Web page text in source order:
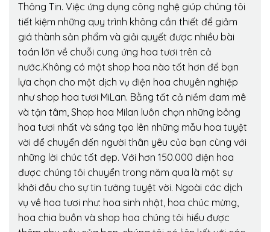
Thông Tin. Việc ứng dụng công nghệ giúp chúng tôi
tiết kiệm những quy trình không cần thiết để giảm
giá thành sản phẩm và giải quyết được nhiều bài
toán lớn về chuỗi cung ứng hoa tươi trên cả
nước.Không có một shop hoa nào tốt hơn để bạn
lựa chọn cho một dịch vụ điện hoa chuyên nghiệp
như shop hoa tươi MiLan. Bằng tất cả niềm đam mê
và tận tâm, Shop hoa Milan luôn chọn những bông
hoa tươi nhất và sáng tạo lên những mẫu hoa tuyệt
vời để chuyển đến người thân yêu của bạn cùng với
những lời chúc tốt đẹp. Với hơn 150.000 điện hoa
được chúng tôi chuyển trong năm qua là một sự
khởi đầu cho sự tin tưởng tuyệt vời. Ngoài các dịch
vụ về hoa tươi như: hoa sinh nhật, hoa chúc mừng,
hoa chia buồn và shop hoa chúng tôi hiểu được